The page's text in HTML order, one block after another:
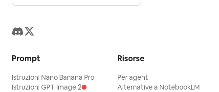
Prompt
Istruzioni Nano Banana Pro
Istruzioni GPT Image 2
Risorse
Per agent
Alternative a NotebookLM